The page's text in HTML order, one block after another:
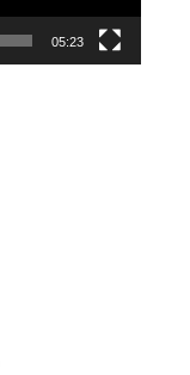
05:23